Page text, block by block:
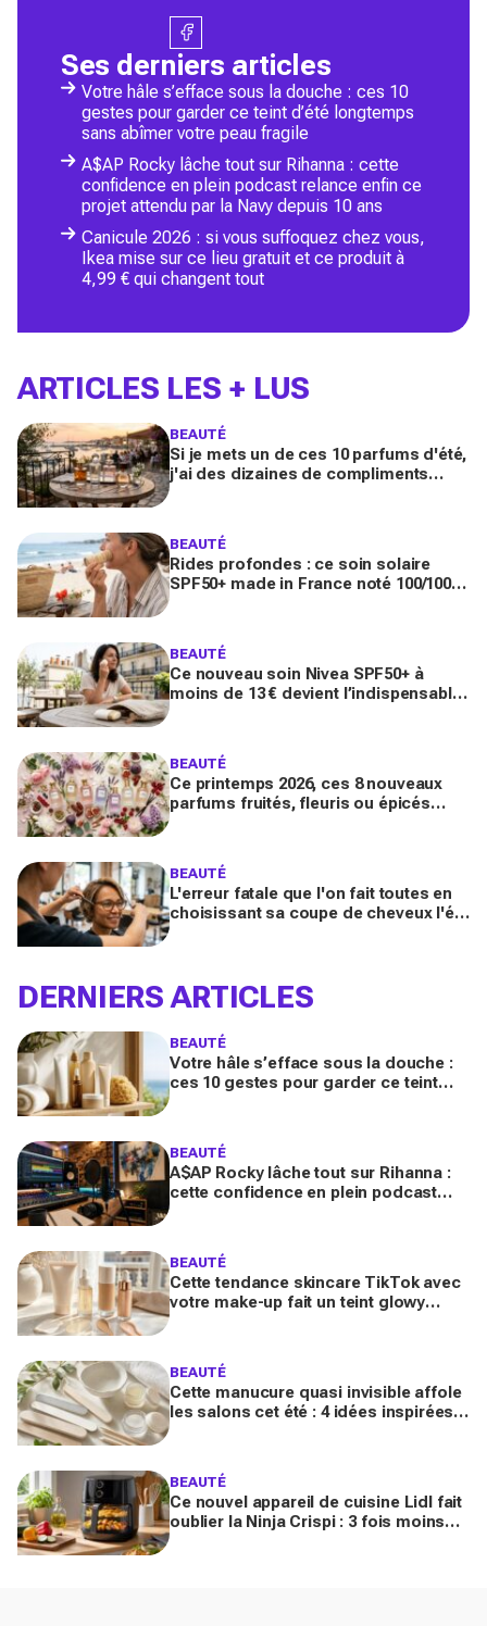
Ses derniers articles
Votre hâle s’efface sous la douche : ces 10
gestes pour garder ce teint d’été longtemps
sans abîmer votre peau fragile
A$AP Rocky lâche tout sur Rihanna : cette
confidence en plein podcast relance enfin ce
projet attendu par la Navy depuis 10 ans
Canicule 2026 : si vous suffoquez chez vous,
Ikea mise sur ce lieu gratuit et ce produit à
4,99 € qui changent tout
ARTICLES LES + LUS
BEAUTÉ
Si je mets un de ces 10 parfums d'été,
j'ai des dizaines de compliments
BEAUTÉ
Rides profondes : ce soin solaire
SPF50+ made in France noté 100/100
BEAUTÉ
Ce nouveau soin Nivea SPF50+ à
moins de 13 € devient l’indispensable
BEAUTÉ
Ce printemps 2026, ces 8 nouveaux
parfums fruités, fleuris ou épicés
BEAUTÉ
L'erreur fatale que l'on fait toutes en
choisissant sa coupe de cheveux l'été
DERNIERS ARTICLES
BEAUTÉ
Votre hâle s’efface sous la douche :
ces 10 gestes pour garder ce teint
BEAUTÉ
A$AP Rocky lâche tout sur Rihanna :
cette confidence en plein podcast
BEAUTÉ
Cette tendance skincare TikTok avec
votre make-up fait un teint glowy
BEAUTÉ
Cette manucure quasi invisible affole
les salons cet été : 4 idées inspirées
BEAUTÉ
Ce nouvel appareil de cuisine Lidl fait
oublier la Ninja Crispi : 3 fois moins